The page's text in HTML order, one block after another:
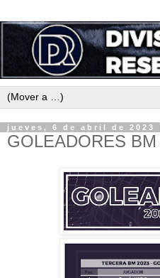
jueves, 6 de abril de 2023
GOLEADORES